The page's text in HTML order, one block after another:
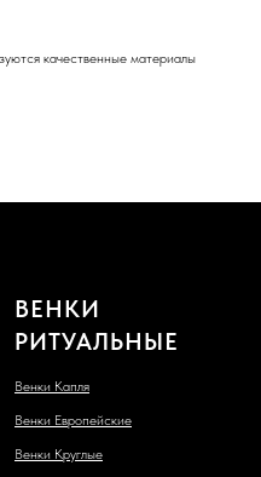
качественные материалы
ВЕНКИ
РИТУАЛЬНЫЕ
Венки Капля
Венки Европейские
Венки Круглые